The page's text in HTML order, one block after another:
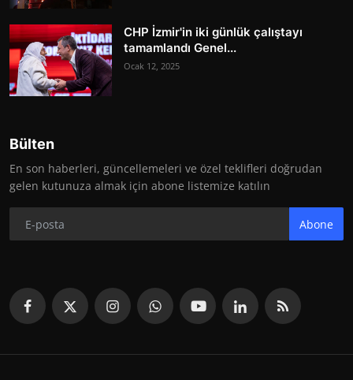
CHP İzmir'in iki günlük çalıştayı
tamamlandı Genel...
Ocak 12, 2025
Bülten
En son haberleri, güncellemeleri ve özel teklifleri doğrudan
gelen kutunuza almak için abone listemize katılın
Abone